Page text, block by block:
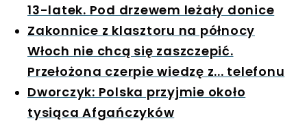
13-latek. Pod drzewem leżały donice
Zakonnice z klasztoru na północy
Włoch nie chcą się zaszczepić.
Przełożona czerpie wiedzę z... telefonu
Dworczyk: Polska przyjmie około
tysiąca Afgańczyków